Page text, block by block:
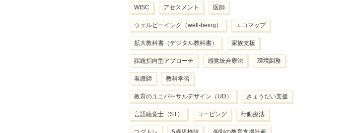
WISC アセスメント 医師
ウェルビーイング（well-being） エコマップ
拡大教科書（デジタル教科書） 家族支援
課題指向型アプローチ 感覚統合療法 環境調整
看護師 教科学習
教育のユニバーサルデザイン（UD） きょうだい支援
言語聴覚士（ST） コーピング 行動療法